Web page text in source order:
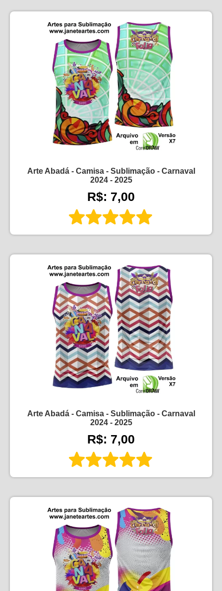
Arte Abadá - Camisa - Sublimação - Carnaval
2024 - 2025
R$: 7,00
Arte Abadá - Camisa - Sublimação - Carnaval
2024 - 2025
R$: 7,00